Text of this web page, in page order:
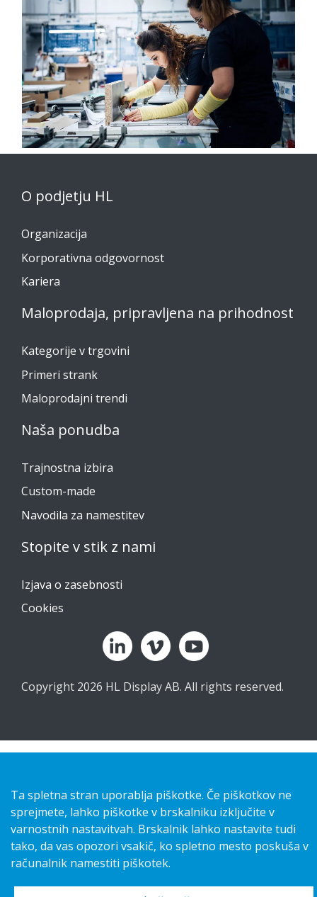
O podjetju HL
Organizacija
Korporativna odgovornost
Kariera
Maloprodaja, pripravljena na prihodnost
Kategorije v trgovini
Primeri strank
Maloprodajni trendi
Naša ponudba
Trajnostna izbira
Custom-made
Navodila za namestitev
Stopite v stik z nami
Izjava o zasebnosti
Cookies
Copyright 2026 HL Display AB. All rights reserved.
Ta spletna stran uporablja piškotke. Če piškotkov ne
sprejmete, lahko piškotke v brskalniku izključite v
varnostnih nastavitvah. Brskalnik lahko nastavite tudi
tako, da vas opozori vsakič, ko spletno mesto poskuša v
računalnik namestiti piškotek.